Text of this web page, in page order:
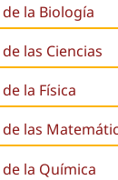
la Biología
las Ciencias
la Física
las
la Química